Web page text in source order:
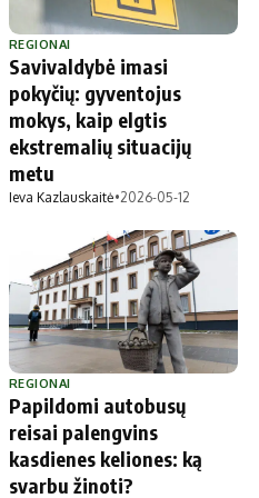
REGIONAI
Savivaldybė imasi
pokyčių: gyventojus
mokys, kaip elgtis
ekstremalių situacijų
metu
Ieva Kazlauskaitė•2026-05-12
REGIONAI
Papildomi autobusų
reisai palengvins
kasdienes keliones: ką
svarbu žinoti?